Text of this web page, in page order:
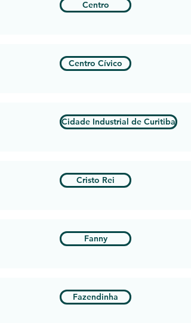
Centro
Centro Cívico
Cidade Industrial de Curitiba
Cristo Rei
Fanny
Fazendinha